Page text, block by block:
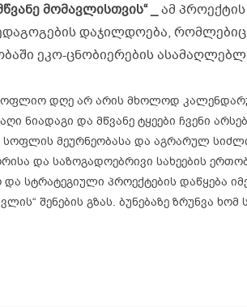
მომავლისთვის“_
ამ
დაჯილდოება, რომლებიც
ეკო-ცნობიერების
დღე არ არის მხოლოდ
ნიადაგი და მწვანე ტყეები ჩვენი
მეურნეობასა და აგრარულ
და საზოგადოებრივი სახეების
სტრატეგიული პროექტების დაწყება
შენების გზას. ბუნებაზე ზრუნვა